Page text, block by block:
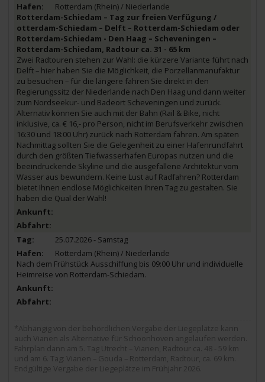
Rotterdam (Rhein) / Niederlande
Rotterdam-Schiedam – Tag zur freien Verfügung /
otterdam-Schiedam – Delft – Rotterdam-Schiedam oder
Rotterdam-Schiedam - Den Haag – Scheveningen –
Rotterdam-Schiedam, Radtour ca. 31 - 65 km
Zwei Radtouren stehen zur Wahl: die kürzere Variante führt nach
Delft – hier haben Sie die Möglichkeit, die Porzellanmanufaktur
zu besuchen – für die längere fahren Sie direkt in den
Regierungssitz der Niederlande nach Den Haag und dann weiter
zum Nordseekur- und Badeort Scheveningen und zurück.
Alternativ können Sie auch mit der Bahn (Rail & Bike, nicht
inklusive, ca. € 16,- pro Person, nicht im Berufsverkehr zwischen
16:30 und 18:00 Uhr) zurück nach Rotterdam fahren. Am späten
Nachmittag sollten Sie die Gelegenheit zu einer Hafenrundfahrt
durch den größten Tiefwasserhafen Europas nutzen und die
beeindruckende Skyline und die ausgefallene Architektur vom
Wasser aus bewundern. Keine Lust auf Radfahren? Rotterdam
bietet Ihnen endlose Möglichkeiten Ihren Tag zu gestalten. Sie
haben die Qual der Wahl!
25.07.2026 - Samstag
Rotterdam (Rhein) / Niederlande
Nach dem Frühstück Ausschiffung bis 09:00 Uhr und individuelle
Heimreise von Rotterdam-Schiedam.
*Abhängig von der behördlichen Vergabe der Liegeplätze kann
auch Vianen als Alternative für Schoonhoven angelaufen werden.
Fahrplan dann am 5. Tag Utrecht – Vianen, Radtour ca. 48 - 59 km
und am 6. Tag: Vianen – Gouda – Rotterdam, Radtour, ca. 69 km.
Endgültige Vergabe der Liegeplätze im Frühjahr 2026.